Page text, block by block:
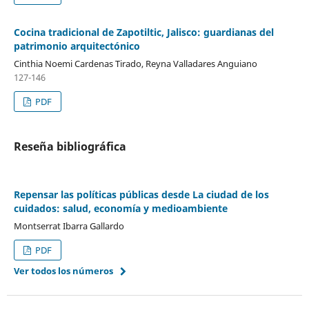
Cocina tradicional de Zapotiltic, Jalisco: guardianas del
patrimonio arquitectónico
Cinthia Noemi Cardenas Tirado, Reyna Valladares Anguiano
127-146
PDF
Reseña bibliográfica
Repensar las políticas públicas desde La ciudad de los
cuidados: salud, economía y medioambiente
Montserrat Ibarra Gallardo
PDF
Ver todos los números